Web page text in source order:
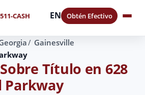
CASH EN Obtén Efectivo
Gainesville
Título en 628
Parkway